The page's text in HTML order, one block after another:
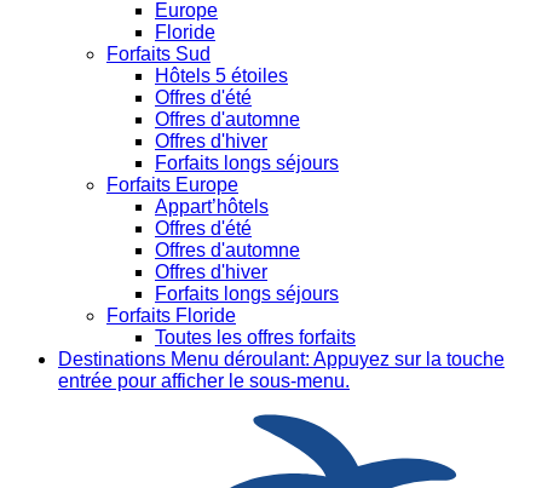
Europe
Floride
Forfaits Sud
Hôtels 5 étoiles
Offres d'été
Offres d'automne
Offres d'hiver
Forfaits longs séjours
Forfaits Europe
Appart’hôtels
Offres d'été
Offres d'automne
Offres d'hiver
Forfaits longs séjours
Forfaits Floride
Toutes les offres forfaits
Destinations Menu déroulant: Appuyez sur la touche
entrée pour afficher le sous-menu.